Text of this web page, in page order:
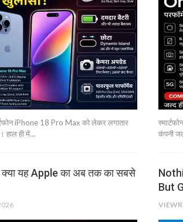
iPhone 18 Pro Max को लेकर लगातार
हाल ही में…
कंपनी
यह Apple का अब तक का सबसे
But